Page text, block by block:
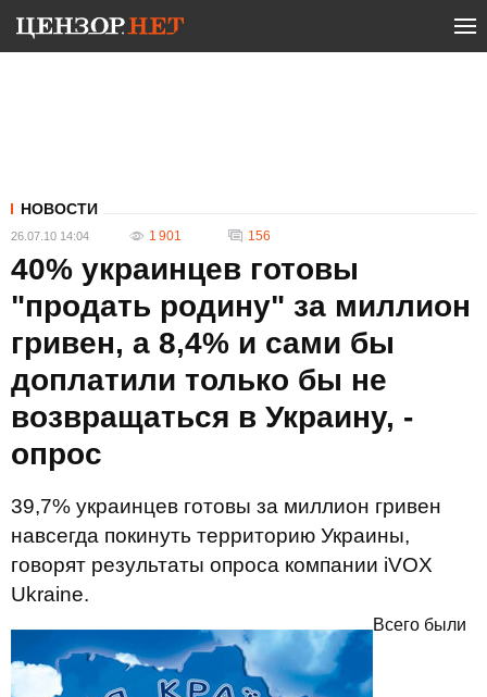
НОВОСТИ
26.07.10 14:04 1 901 156
40% украинцев готовы
"продать родину" за миллион
гривен, а 8,4% и сами бы
доплатили только бы не
возвращаться в Украину, -
опрос
39,7% украинцев готовы за миллион гривен
навсегда покинуть территорию Украины,
говорят результаты опроса компании iVOX
Ukraine.
Всего были